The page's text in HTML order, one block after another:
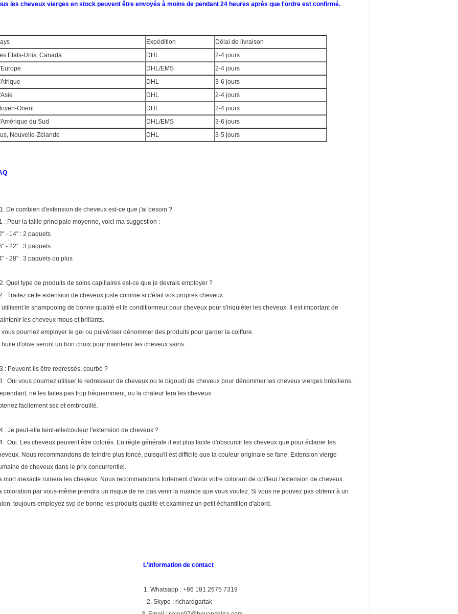
les cheveux vierges en stock peuvent être envoyés à moins de pendant 24 heures après que l'ordre est confirmé.
Expédition
Délai de livraison
Etats-Unis, Canada
DHL
2-4 jours
DHL/EMS
2-4 jours
DHL
3-6 jours
DHL
2-4 jours
Orient
DHL
2-4 jours
du Sud
DHL/EMS
3-6 jours
Nouvelle-Zélande
DHL 3-5 jours
De combien d'extension de cheveux est-ce que j'ai besoin ?
: Pour la taille principale moyenne, voici ma suggestion :
- 14" : 2 paquets
- 22" : 3 paquets
- 28" : 3 paquets ou plus
Quel type de produits de soins capillaires est-ce que je devrais employer ?
: Traitez cette extension de cheveux juste comme si c'était vos propres cheveux.
utilisent le shampooing de bonne qualité et le conditionneur pour cheveux pour s'inquiéter les cheveux. Il est important de
les cheveux mous et brillants.
vous pourriez employer le gel ou pulvériser dénommer des produits pour garder la coiffure.
huile d'olive seront un bon choix pour maintenir les cheveux sains.
: Peuvent-ils être redressés, courbé ?
: Oui vous pourriez utiliser le redresseur de cheveux ou le bigoudi de cheveux pour dénommer les cheveux vierges brésiliens.
ne les faites pas trop fréquemment, ou la chaleur fera les cheveux
facilement sec et embrouillé.
: Je peut-elle teint-elle/couleur l'extension de cheveux ?
: Oui. Les cheveux peuvent être colorés. En règle générale il est plus facile d'obscurcir les cheveux que pour éclairer les
Nous recommandons de teindre plus foncé, puisqu'il est difficile que la couleur originale se fane. Extension vierge
de cheveux dans le prix concurrentiel.
mort inexacte ruinera les cheveux. Nous recommandons fortement d'avoir votre colorant de coiffeur l'extension de cheveux.
coloration par vous-même prendra un risque de ne pas venir la nuance que vous voulez. Si vous ne pouvez pas obtenir à un
toujours employez svp de bonne les produits qualité et examinez un petit échantillon d'abord.
L'information de contact
1. Whatsapp : +86 181 2675 7319
2. Skype : richardgartak